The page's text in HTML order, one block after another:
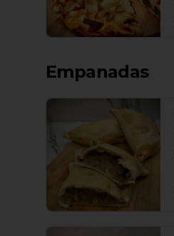
Empanadas